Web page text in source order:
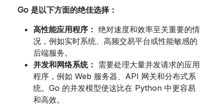
Go 是以下方面的绝佳选择：
高性能应用程序： 绝对速度和效率至关重要的情
况，例如实时系统、高频交易平台或性能敏感的
后端服务。
并发和网络系统： 需要处理大量并发请求的应用
程序，例如 Web 服务器、API 网关和分布式系
统。Go 的并发模型使这比在 Python 中更容易
和高效。